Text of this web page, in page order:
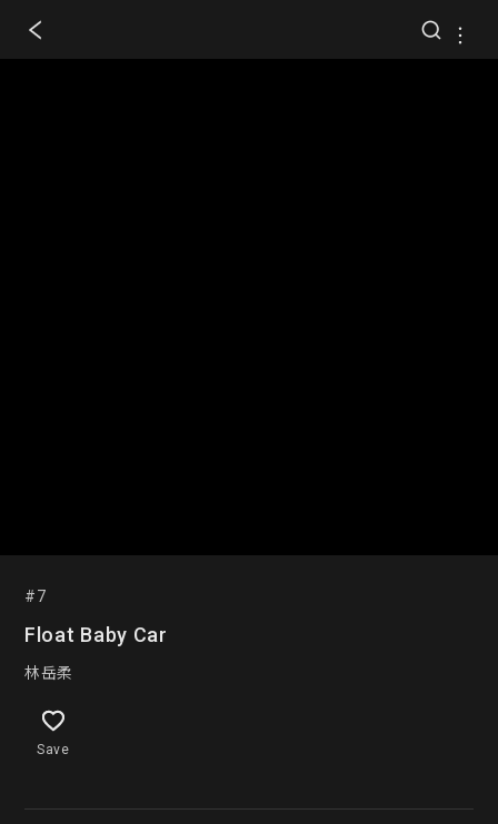
#7
Float Baby Car
林岳柔
Save